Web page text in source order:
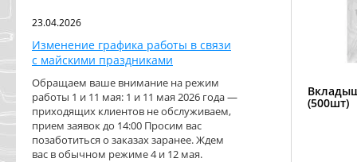
23.04.2026
Изменение графика работы в связи
с майскими праздниками
Обращаем ваше внимание на режим
работы 1 и 11 мая: 1 и 11 мая 2026 года —
приходящих клиентов не обслуживаем,
прием заявок до 14:00 Просим вас
позаботиться о заказах заранее. Ждем
вас в обычном режиме 4 и 12 мая.
(500шт)